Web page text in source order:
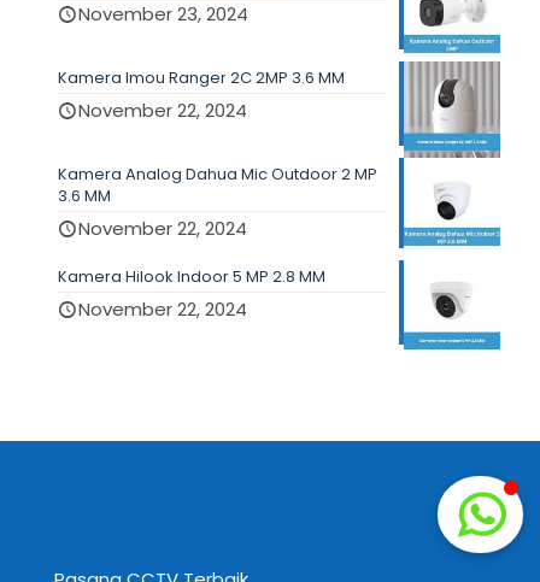
November 23, 2024
Kamera Imou Ranger 2C 2MP 3.6 MM
November 22, 2024
Kamera Analog Dahua Mic Outdoor 2 MP
3.6 MM
November 22, 2024
Kamera Hilook Indoor 5 MP 2.8 MM
November 22, 2024